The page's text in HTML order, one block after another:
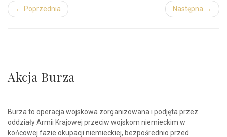
← Poprzednia Następna →
Akcja Burza
Burza to operacja wojskowa zorganizowana i podjęta przez
oddziały Armii Krajowej przeciw wojskom niemieckim w
końcowej fazie okupacji niemieckiej, bezpośrednio przed